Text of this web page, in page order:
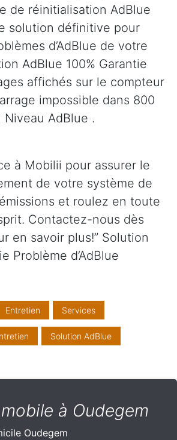
de réinitialisation AdBlue
solution définitive pour
d’AdBlue de votre
AdBlue 100% Garantie
affichés sur le compteur
impossible dans 800
Niveau AdBlue .
à Mobilii pour assurer le
de votre système de
et roulez en toute
Contactez-nous dès
en savoir plus!” Solution
Problème d’AdBlue
Entretien Services
Solution AdBlue
à Oudegem
Oudegem